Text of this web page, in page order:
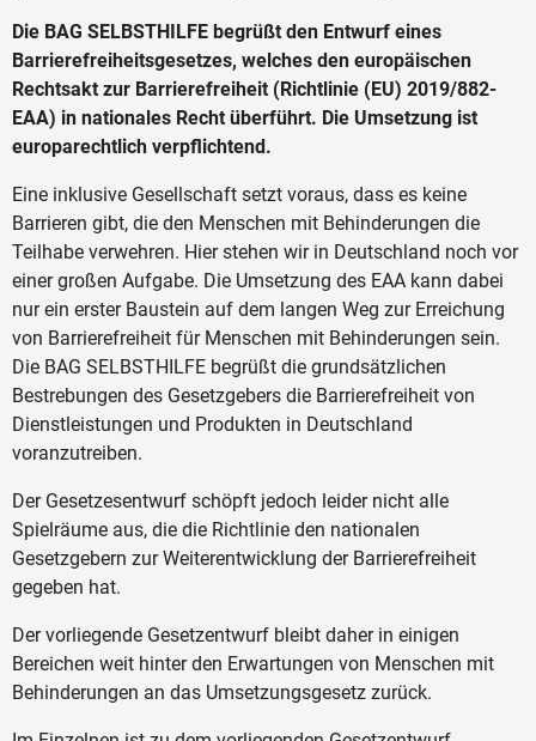
Die BAG SELBSTHILFE begrüßt den Entwurf eines
Barrierefreiheitsgesetzes, welches den europäischen
Rechtsakt zur Barrierefreiheit (Richtlinie (EU) 2019/882-
EAA) in nationales Recht überführt. Die Umsetzung ist
europarechtlich verpflichtend.
Eine inklusive Gesellschaft setzt voraus, dass es keine
Barrieren gibt, die den Menschen mit Behinderungen die
Teilhabe verwehren. Hier stehen wir in Deutschland noch vor
einer großen Aufgabe. Die Umsetzung des EAA kann dabei
nur ein erster Baustein auf dem langen Weg zur Erreichung
von Barrierefreiheit für Menschen mit Behinderungen sein.
Die BAG SELBSTHILFE begrüßt die grundsätzlichen
Bestrebungen des Gesetzgebers die Barrierefreiheit von
Dienstleistungen und Produkten in Deutschland
voranzutreiben.
Der Gesetzesentwurf schöpft jedoch leider nicht alle
Spielräume aus, die die Richtlinie den nationalen
Gesetzgebern zur Weiterentwicklung der Barrierefreiheit
gegeben hat.
Der vorliegende Gesetzentwurf bleibt daher in einigen
Bereichen weit hinter den Erwartungen von Menschen mit
Behinderungen an das Umsetzungsgesetz zurück.